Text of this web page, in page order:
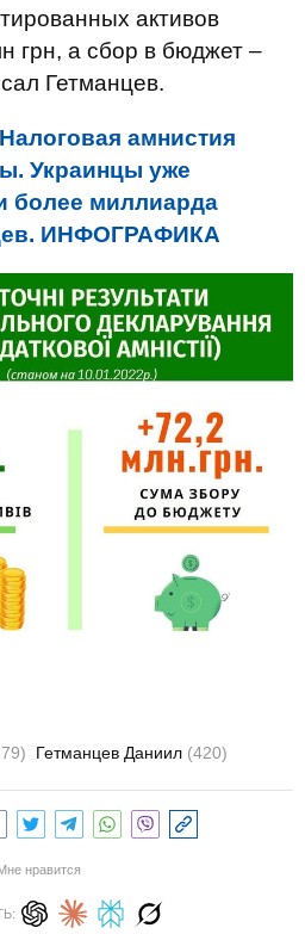
активов
грн, а сбор в бюджет –
Гетманцев.
Налоговая амнистия
Украинцы уже
более миллиарда
ИНФОГРАФИКА
Гетманцев Даниил (420)
нравится